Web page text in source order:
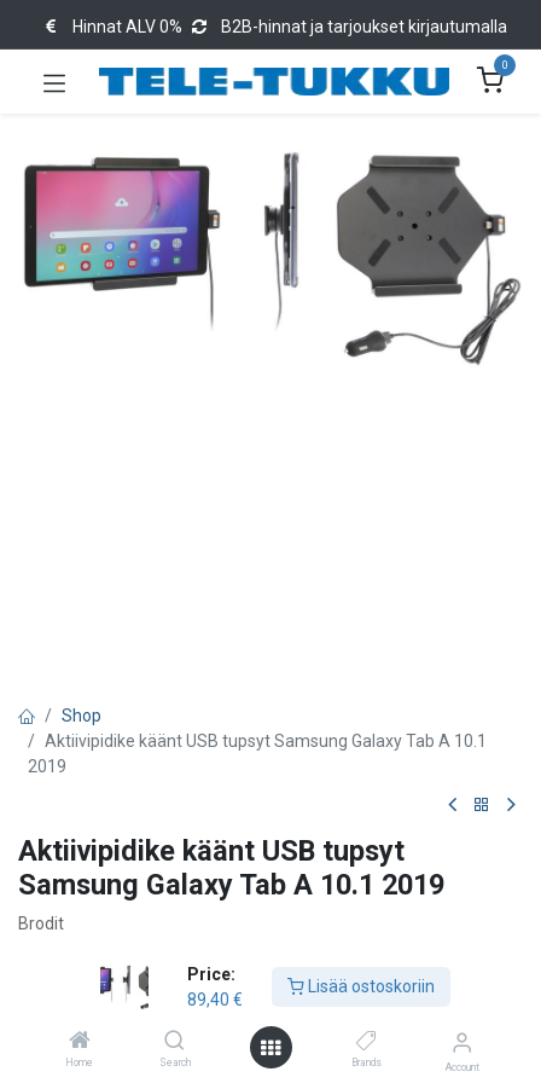
Price:
89,40 €
Lisää ostoskoriin
Home Search Brands Account
Hinnat ALV 0% B2B-hinnat ja tarjoukset kirjautumalla
0
Shop
Aktiivipidike käänt USB tupsyt Samsung Galaxy Tab A 10.1
2019
Aktiivipidike käänt USB tupsyt
Samsung Galaxy Tab A 10.1 2019
Brodit
€
Lisää ostoskoriin